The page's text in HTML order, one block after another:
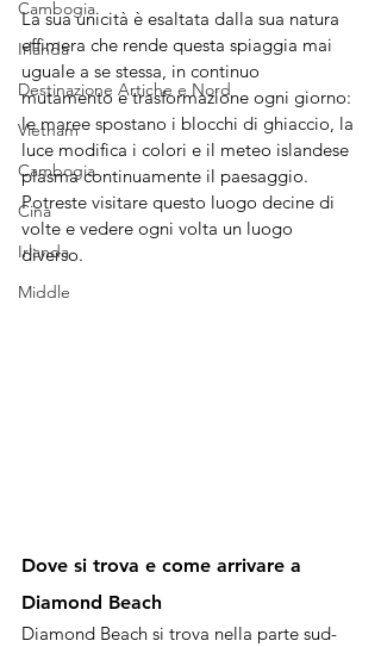
Cambogia
Irlanda
Destinazione Artiche e Nord
Vietnam
Cambogia
Cina
Irlanda
Middle
La sua unicità è esaltata dalla sua natura
effimera che rende questa spiaggia mai
uguale a se stessa, in continuo
mutamento e trasformazione ogni giorno:
le maree spostano i blocchi di ghiaccio, la
luce modifica i colori e il meteo islandese
plasma continuamente il paesaggio.
Potreste visitare questo luogo decine di
volte e vedere ogni volta un luogo
diverso.
Dove si trova e come arrivare a
Diamond Beach
Diamond Beach si trova nella parte sud-